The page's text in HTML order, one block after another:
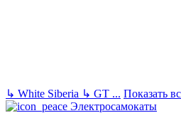
↳ White Siberia ↳ GT ... Показать
Электросамокаты